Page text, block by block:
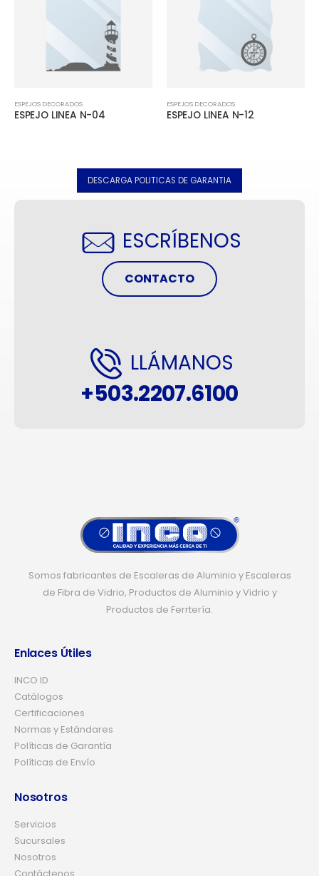
ESPEJOS DECORADOS
ESPEJO LINEA N-04
ESPEJOS DECORADOS
ESPEJO LINEA N-12
DESCARGA POLITICAS DE GARANTIA
ESCRÍBENOS
CONTACTO
LLÁMANOS
+503.2207.6100
Somos fabricantes de Escaleras de Aluminio y Escaleras
de Fibra de Vidrio, Productos de Aluminio y Vidrio y
Productos de Ferrtería.
Enlaces Útiles
INCO ID
Catálogos
Certificaciones
Normas y Estándares
Políticas de Garantía
Políticas de Envío
Nosotros
Servicios
Sucursales
Nosotros